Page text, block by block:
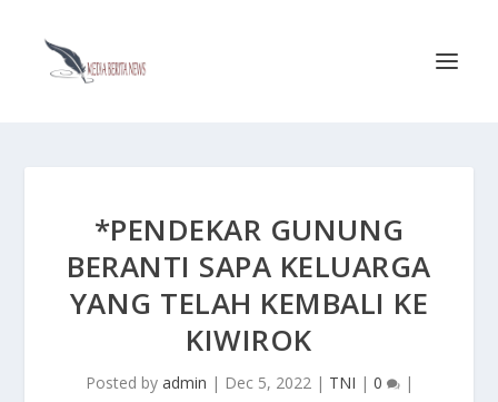
*PENDEKAR GUNUNG
BERANTI SAPA KELUARGA
YANG TELAH KEMBALI KE
KIWIROK
Posted by admin | Dec 5, 2022| TNI | 0 |